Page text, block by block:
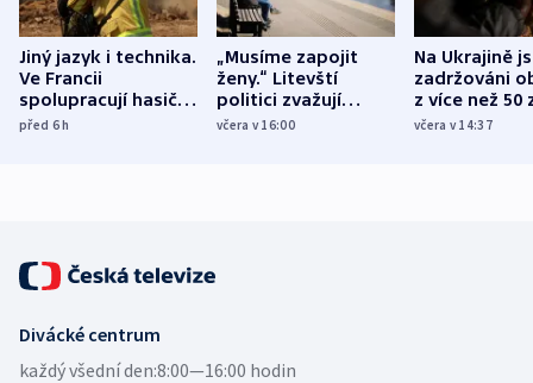
Jiný jazyk i technika.
Ve Francii
spolupracují hasiči z
různých zemí
před 6h
„Musíme zapojit
ženy.“ Litevští
politici zvažují
dohodu o
včera v 16:00
Na Ukrajině
zadržováni
z více než 50
Bojovali na
včera v 14:37
Divácké centrum
každý všední den:8:00—16:00 hodin